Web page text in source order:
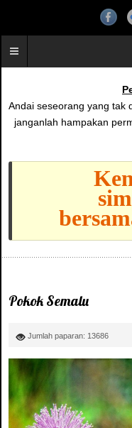
Andai seseorang yang tak
janganlah hampakan
Pokok Semalu
Jumlah paparan: 13686